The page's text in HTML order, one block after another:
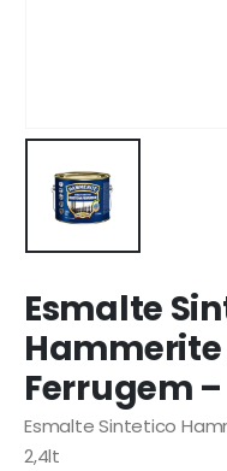
Esmalte
Ferrugem
Esmalte Sintetico
2,4lt